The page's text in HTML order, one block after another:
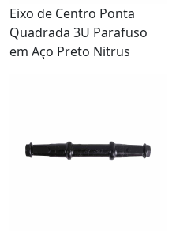
Eixo de Centro Ponta
Quadrada 3U Parafuso
em Aço Preto Nitrus